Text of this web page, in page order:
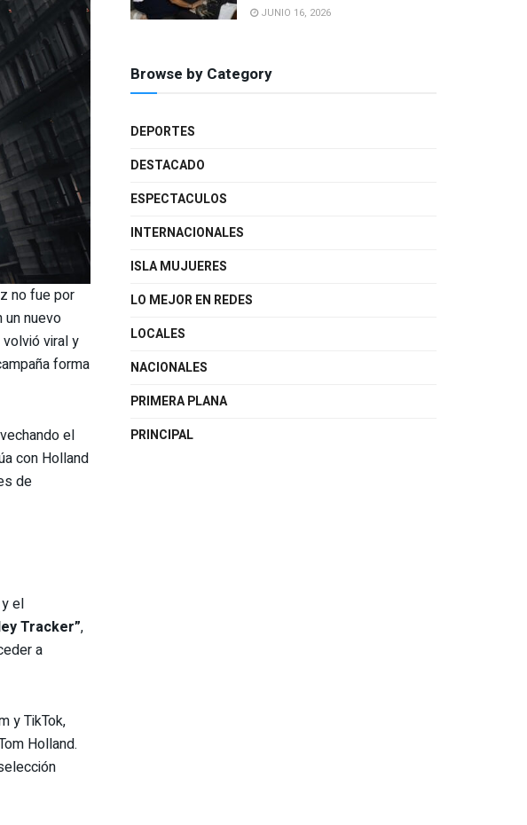
no fue por
un nuevo
viral y
forma
el
con Holland
de
el
Tracker”,
a
y TikTok,
Holland.
JUNIO 16, 2026
Browse by Category
DEPORTES
DESTACADO
ESPECTACULOS
INTERNACIONALES
ISLA MUJUERES
LO MEJOR EN REDES
LOCALES
NACIONALES
PRIMERA PLANA
PRINCIPAL